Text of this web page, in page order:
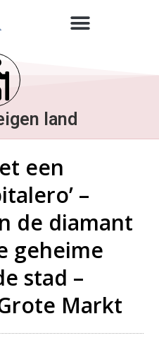
land
een
–
de diamant
geheime
stad –
Markt